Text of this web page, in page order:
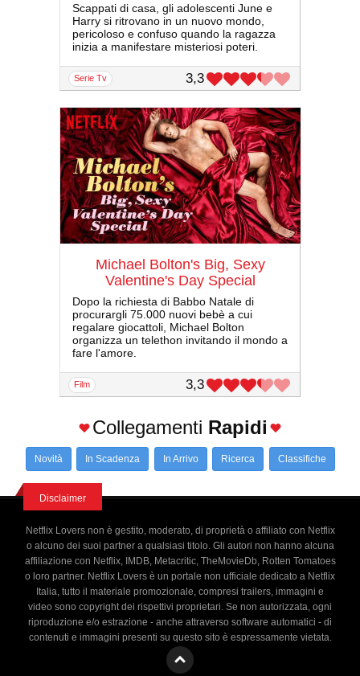
Scappati di casa, gli adolescenti June e
Harry si ritrovano in un nuovo mondo,
pericoloso e confuso quando la ragazza
inizia a manifestare misteriosi poteri.
serie Tv 3,3
Michael Bolton's Big, Sexy
Valentine's Day Special
Dopo la richiesta di Babbo Natale di
procurargli 75.000 nuovi bebè a cui
regalare giocattoli, Michael Bolton
organizza un telethon invitando il mondo a
fare l'amore.
film 3,3
Collegamenti Rapidi
Novità In Scadenza In Arrivo Ricerca Classifiche
Disclaimer
Netflix Lovers non è gestito, moderato, di proprietà o affiliato con Netflix
o alcuno dei suoi partner a qualsiasi titolo. Gli autori non hanno alcuna
affiliazione con Netflix, IMDB, Metacritic, TheMovieDb, Rotten Tomatoes
o loro partner. Netflix Lovers è un portale non ufficiale dedicato a Netflix
Italia, tutto il materiale promozionale, compresi trailers, immagini e
video sono copyright dei rispettivi proprietari. Se non autorizzata, ogni
riproduzione e/o estrazione - anche attraverso software automatici - di
contenuti e immagini presenti su questo sito è espressamente vietata.